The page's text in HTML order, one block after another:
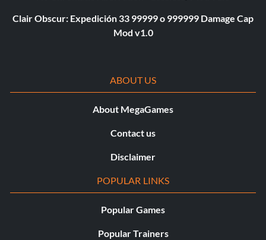
Clair Obscur: Expedición 33 99999 o 999999 Damage Cap
Mod v1.0
ABOUT US
About MegaGames
Contact us
Disclaimer
POPULAR LINKS
Popular Games
Popular Trainers